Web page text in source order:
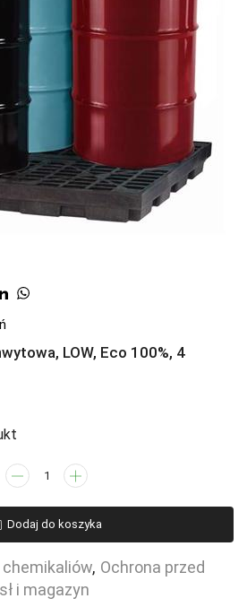
LOW, Eco 100%, 4
ilość
(wanna)
wychwytowa,
LOW,
Eco
Dodaj do koszyka
chemikaliów, Ochrona przed
i magazyn